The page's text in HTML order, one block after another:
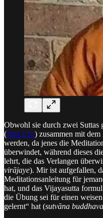
Obwohl sie durch zwei Suttas
(Snp 1.11) zusammen mit dem
werden, da jenes die
überwindet, während dieses
lehrt, die das Verlangen
virājaye). Mir ist aufgefallen,
Meditationsanleitung für
hat, und das Vijayasutta
die Übung sei für einen
gelernt“ hat (sutvāna